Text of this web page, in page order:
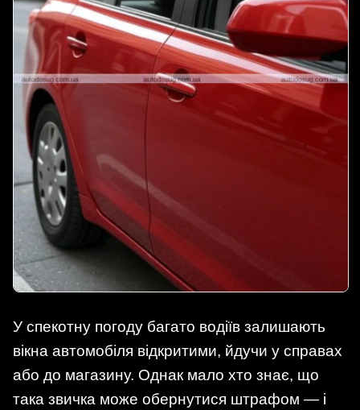
У спекотну погоду багато водіїв залишають
вікна автомобіля відкритими, йдучи у справах
або до магазину. Однак мало хто знає, що
така звичка може обернутися штрафом — і